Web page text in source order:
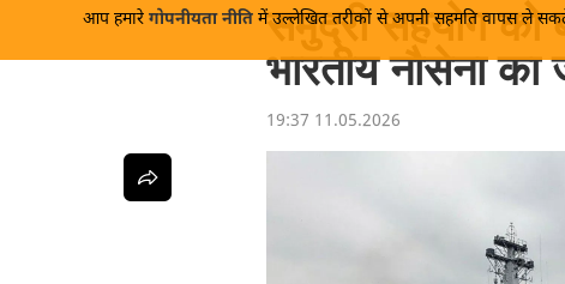
आप हमारे गोपनीयता नीति में उल्लेखित तरीकों से अपनी सहमति वापस ले
समुद्री सहयोग को
भारतीय नौसेना का
19:37 11.05.2026